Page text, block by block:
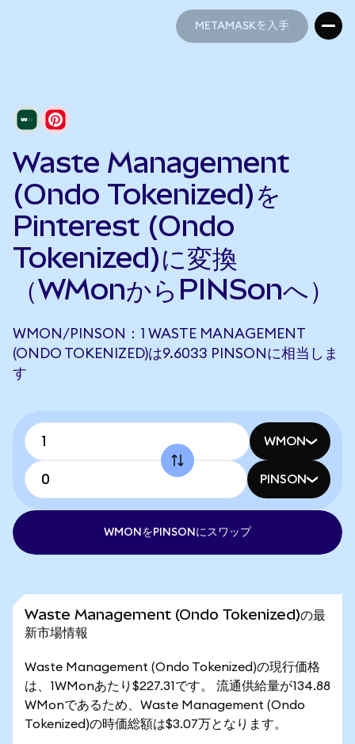
METAMASKを入手
Waste Management
(Ondo Tokenized)を
Pinterest (Ondo
Tokenized)に変換
（WMonからPINSonへ）
WMON/PINSON：1 WASTE MANAGEMENT
(ONDO TOKENIZED)は9.6033 PINSONに相当しま
す
WMON
PINSON
WMONをPINSONにスワップ
Waste Management (Ondo Tokenized)の最
新市場情報
Waste Management (Ondo Tokenized)の現行価格
は、1WMonあたり$227.31です。 流通供給量が134.88
WMonであるため、Waste Management (Ondo
Tokenized)の時価総額は$3.07万となります。